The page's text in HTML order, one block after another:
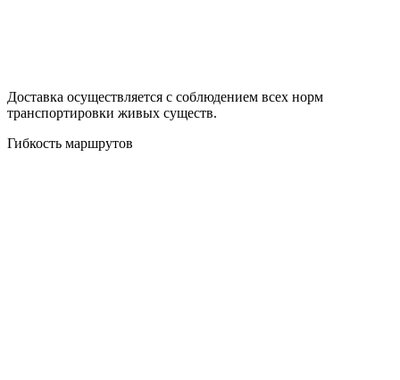
Доставка осуществляется с соблюдением всех норм
транспортировки живых существ.
Гибкость маршрутов